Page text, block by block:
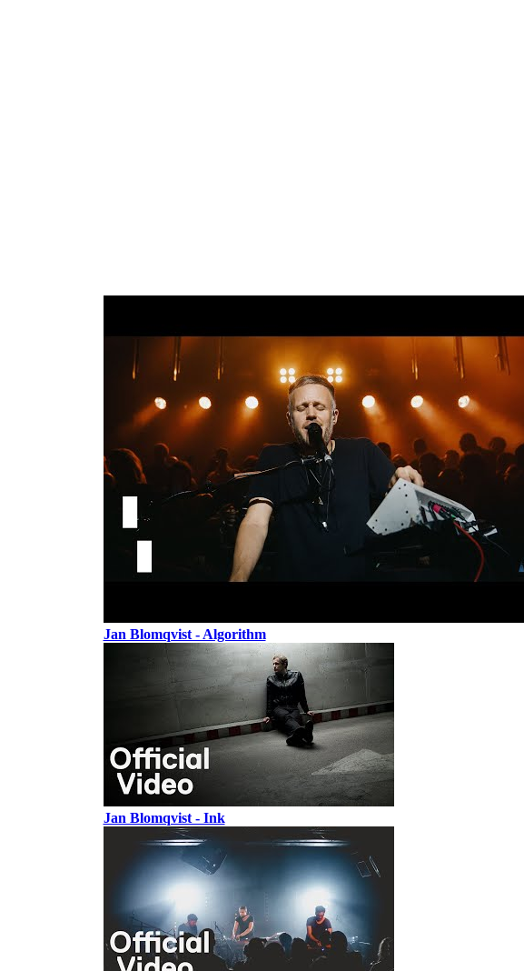
Jan Blomqvist - Algorithm
Jan Blomqvist - Ink